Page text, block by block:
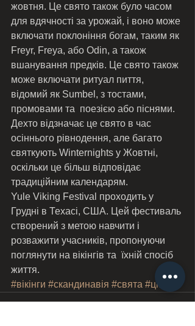
жовтня. Це свято також було часом
для вдячності за урожай, і воно може
включати поклоніння богам, таким як
Freyr, Freya, або Odin, а також
вшанування предків. Це свято також
може включати ритуал пиття,
відомий як Sumbel, з тостами,
промовами та  поезією або піснями.
Дехто відзначає це свято в час
осіннього рівнодення, але багато
святкують Winternights у Жовтні,
оскільки це більш відповідає
традиційним календарям.
Yule Viking Festival проходить у
Грудні в Техасі, США. Цей фестиваль
створений з метою навчити і
розважити учасників, пропонуючи
поглянути на вікінгів та  їхній спосіб
життя.
#вікінги #скандинавія #свята #цікаве